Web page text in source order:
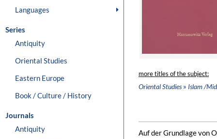
Languages
Series
Antiquity
Oriental Studies
Eastern Europe
Book / Culture / History
Journals
Antiquity
more titles of the subject:
Oriental Studies» Islam /
Auf der Grundlage von